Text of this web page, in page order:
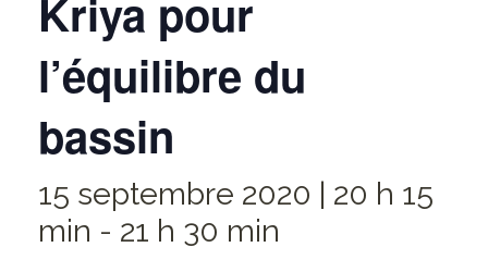
Kriya pour
l’équilibre du
bassin
15 septembre 2020 | 20 h 15
min - 21 h 30 min